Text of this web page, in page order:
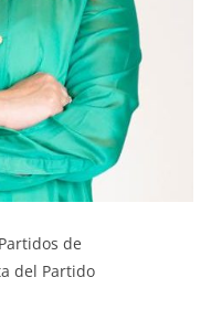
de
del Partido